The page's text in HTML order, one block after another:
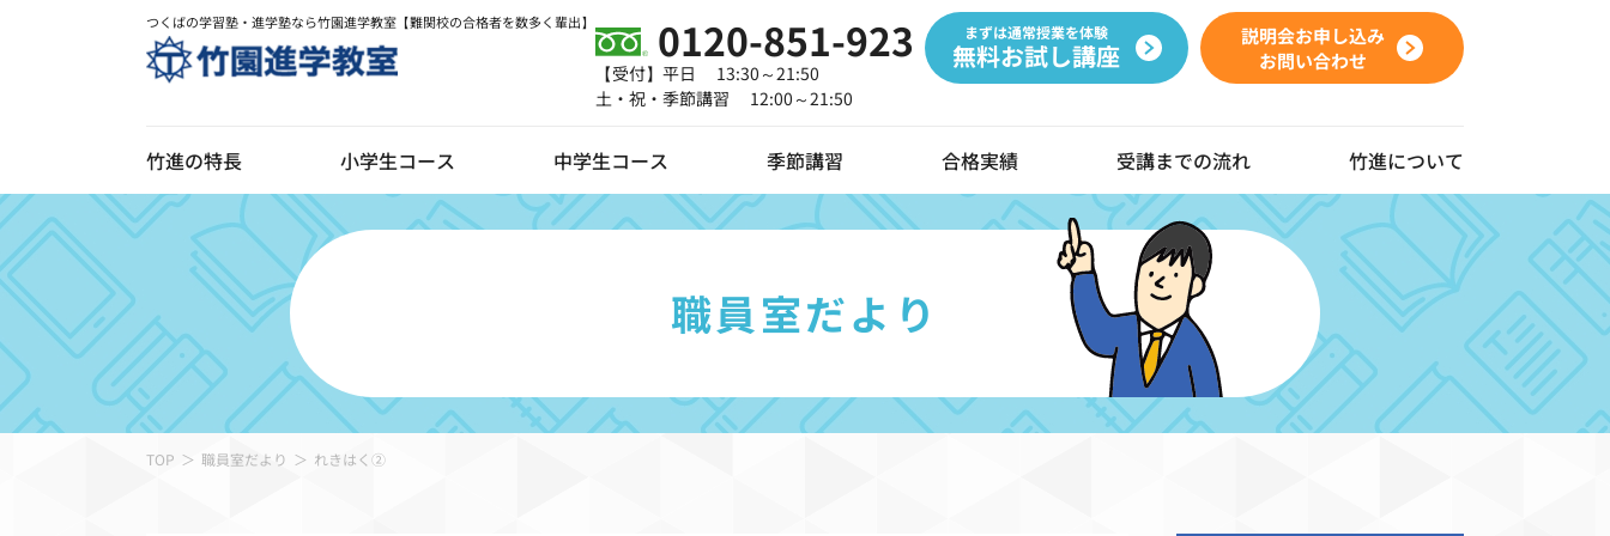
つくばの学習塾・進学塾なら竹園進学教室【難関校の合格者を数多く輩出】 0120-851-923
【受付】平日 13:30～21:50
土・祝・季節講習 12:00～21:50
まずは通常授業を体験
無料お試し講座
説明会お申し込み
お問い合わせ
竹進の特長
竹進の特長 デジタルツールの導入 オンライン授業 動画ギャラリー
小学生コース 中学生コース 季節講習 合格実績 受講までの流れ 竹進について
校舎のご案内 お知らせ 職員室だより よくある質問
職員室だより
TOP 職員室だより れきはく②